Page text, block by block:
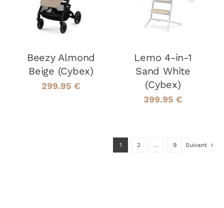
DÉTAILS
Beezy Almond
Beige (Cybex)
299.95 €
DÉTAILS
Lemo 4-in-1
Sand White
(Cybex)
399.95 €
1 2 … 9 Suivant